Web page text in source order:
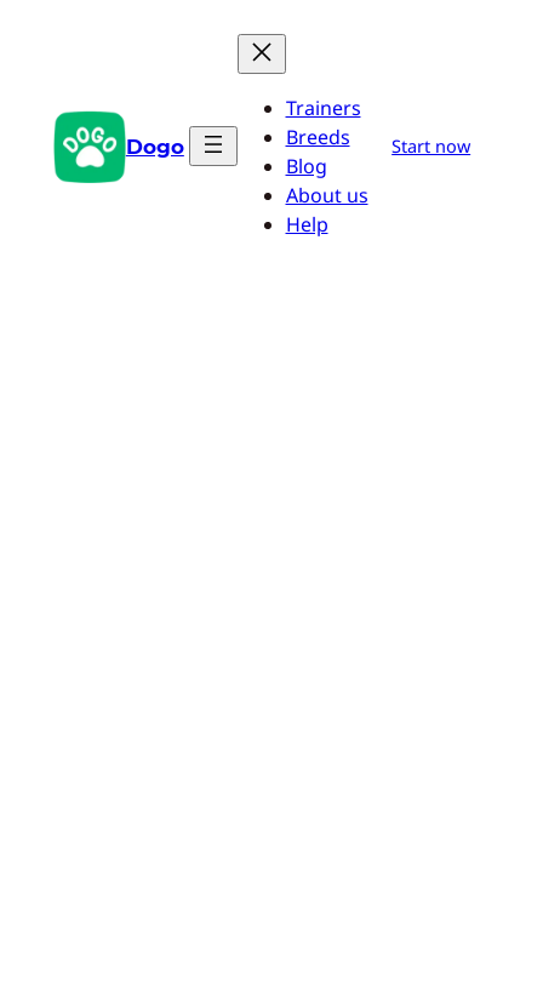
Dogo
Trainers
Breeds
Blog
About us
Help
Start now